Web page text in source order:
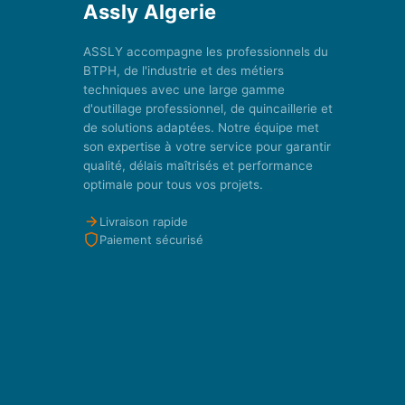
Assly Algerie
ASSLY accompagne les professionnels du
BTPH, de l'industrie et des métiers
techniques avec une large gamme
d'outillage professionnel, de quincaillerie et
de solutions adaptées. Notre équipe met
son expertise à votre service pour garantir
qualité, délais maîtrisés et performance
optimale pour tous vos projets.
Livraison rapide
Paiement sécurisé